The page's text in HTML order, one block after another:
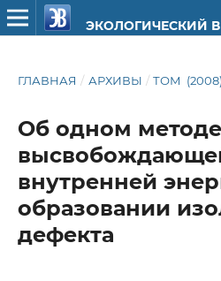
ЭКОЛОГИЧЕСКИЙ
ГЛАВНАЯ / АРХИВЫ / ТОМ
Об одном
внутренней
образовании
дефекта